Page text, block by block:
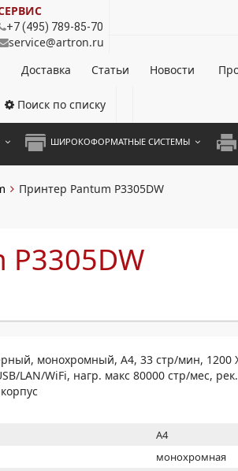
+7 (495) 789-85-70
service@artron.ru
Доставка Статьи Новости
Поиск по списку
ШИРОКОФОРМАТНЫЕ СИСТЕМЫ
Принтер Pantum P3305DW
монохромный, А4, 33 стр/мин, 1200
LAN/WiFi, нагр. макс 80000 стр/мес,
A4
монохромная